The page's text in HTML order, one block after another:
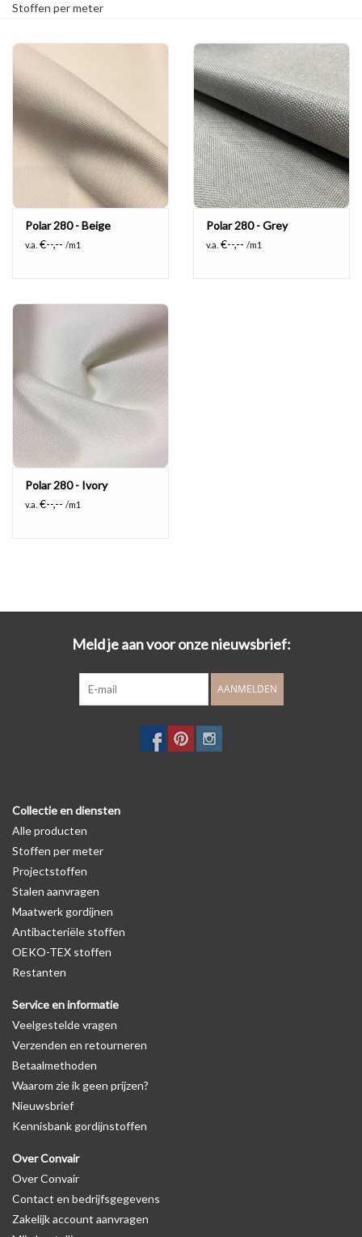
Stoffen per meter
Polar 280 - Beige
v.a. €--,-- /m1
Polar 280 - Grey
v.a. €--,-- /m1
Polar 280 - Ivory
v.a. €--,-- /m1
Meld je aan voor onze nieuwsbrief:
AANMELDEN
Collectie en diensten
Alle producten
Stoffen per meter
Projectstoffen
Stalen aanvragen
Maatwerk gordijnen
Antibacteriële stoffen
OEKO-TEX stoffen
Restanten
Service en informatie
Veelgestelde vragen
Verzenden en retourneren
Betaalmethoden
Waarom zie ik geen prijzen?
Nieuwsbrief
Kennisbank gordijnstoffen
Over Convair
Over Convair
Contact en bedrijfsgegevens
Zakelijk account aanvragen